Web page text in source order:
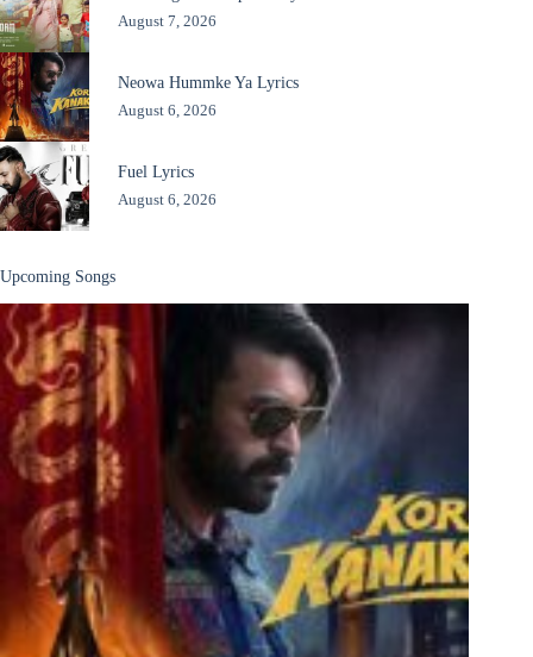
August 7, 2026
Neowa Hummke Ya Lyrics
August 6, 2026
Fuel Lyrics
August 6, 2026
Upcoming Songs